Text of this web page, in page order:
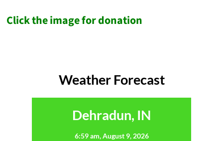
Click the image for donation
Weather Forecast
Dehradun, IN
6:59 am,August 9, 2026